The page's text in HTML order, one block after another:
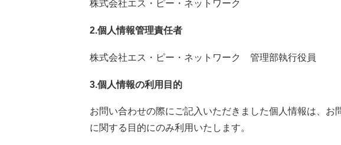
株式会社エス・ピー・ネットワーク
2.個人情報管理責任者
株式会社エス・ピー・ネットワーク 管理部執行役員
3.個人情報の利用目的
お問い合わせの際にご記入いただきました個人情報は、
に関する目的にのみ利用いたします。